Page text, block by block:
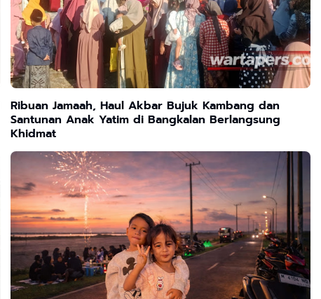
Ribuan Jamaah, Haul Akbar Bujuk Kambang dan
Santunan Anak Yatim di Bangkalan Berlangsung
Khidmat